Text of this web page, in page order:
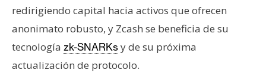
redirigiendo capital hacia activos que ofrecen
anonimato robusto, y Zcash se beneficia de su
tecnología zk-SNARKsy de su próxima
actualización de protocolo.